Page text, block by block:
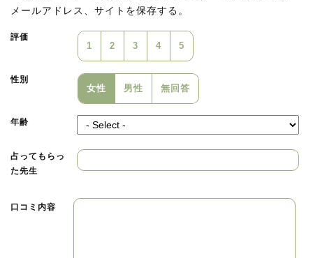
メールアドレス、サイトを保存する。
評価
1 2 3 4 5
性別
女性 男性 無回答
年齢
占ってもらっ
た先生
口コミ内容